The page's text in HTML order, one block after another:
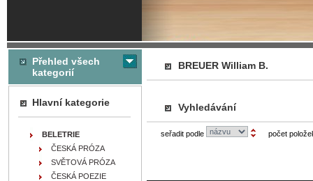
BREUER William B.
Vyhledávání
seřadit podle počet
Přehled všech
kategorií
Hlavní kategorie
BELETRIE
ČESKÁ PRÓZA
SVĚTOVÁ PRÓZA
ČESKÁ POEZIE